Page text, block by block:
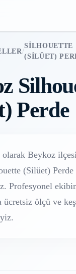
/
SILHOUETTE
(SILÜET)
Perde
olarak Beykoz
(Silüet) Perde
Profesyonel
ücretsiz ölçü ve